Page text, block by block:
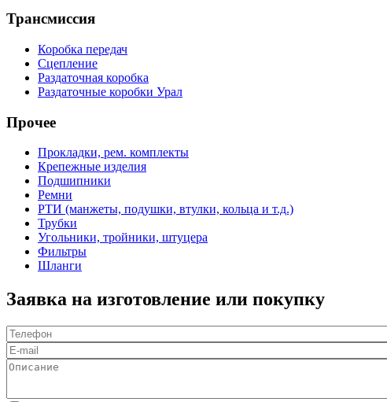
Трансмиссия
Коробка передач
Сцепление
Раздаточная коробка
Раздаточные коробки Урал
Прочее
Прокладки, рем. комплекты
Крепежные изделия
Подшипники
Ремни
РТИ (манжеты, подушки, втулки, кольца и т.д.)
Трубки
Угольники, тройники, штуцера
Фильтры
Шланги
Заявка на изготовление или покупку
Телефон
E-mail
Описание